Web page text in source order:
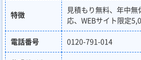
特徴
見積もり無料、年中
応、WEBサイト限定
電話番号 0120-791-014